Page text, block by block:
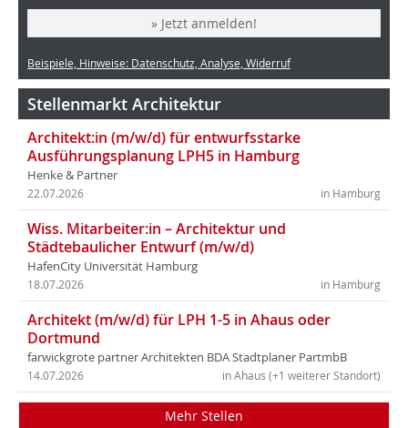
» Jetzt anmelden!
Beispiele, Hinweise: Datenschutz, Analyse, Widerruf
Stellenmarkt Architektur
Architekt:in (m/w/d) für entwurfsstarke
Ausführungsplanung LPH5 in Hamburg
Henke & Partner
in Hamburg
22.07.2026
Wiss. Mitarbeiter:in – Architektur und
Städtebaulicher Entwurf (m/w/d)
HafenCity Universität Hamburg
in Hamburg
18.07.2026
Architekt (m/w/d) für LPH 1-5 in Ahaus oder
Dortmund
farwickgrote partner Architekten BDA Stadtplaner PartmbB
in Ahaus (+1 weiterer Standort)
14.07.2026
Mehr Stellen